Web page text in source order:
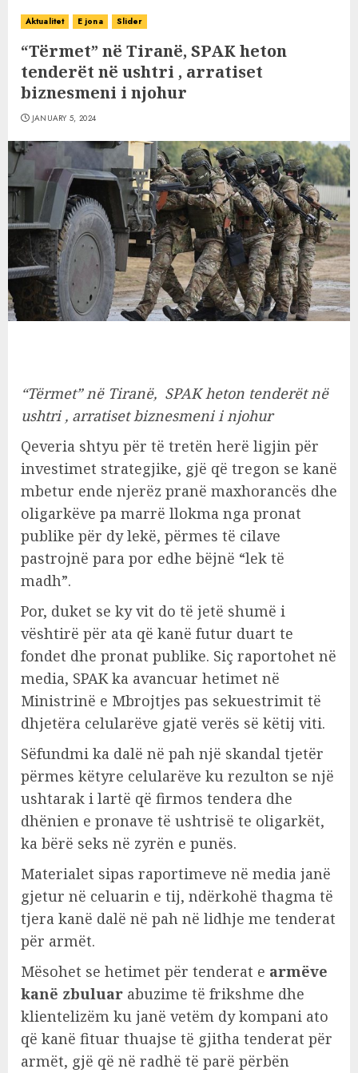
Aktualitet E jona Slider
“Tërmet” në Tiranë, SPAK heton
tenderët në ushtri , arratiset
biznesmeni i njohur
JANUARY 5, 2024
“Tërmet” në Tiranë, SPAK heton tenderët në
ushtri , arratiset biznesmeni i njohur
Qeveria shtyu për të tretën herë ligjin për
investimet strategjike, gjë që tregon se kanë
mbetur ende njerëz pranë maxhorancës dhe
oligarkëve pa marrë llokma nga pronat
publike për dy lekë, përmes të cilave
pastrojnë para por edhe bëjnë “lek të
madh”.
Por, duket se ky vit do të jetë shumë i
vështirë për ata që kanë futur duart te
fondet dhe pronat publike. Siç raportohet në
media, SPAK ka avancuar hetimet në
Ministrinë e Mbrojtjes pas sekuestrimit të
dhjetëra celularëve gjatë verës së këtij viti.
Sëfundmi ka dalë në pah një skandal tjetër
përmes këtyre celularëve ku rezulton se një
ushtarak i lartë që firmos tendera dhe
dhënien e pronave të ushtrisë te oligarkët,
ka bërë seks në zyrën e punës.
Materialet sipas raportimeve në media janë
gjetur në celuarin e tij, ndërkohë thagma të
tjera kanë dalë në pah në lidhje me tenderat
për armët.
Mësohet se hetimet për tenderat e armëve
kanë zbuluar abuzime të frikshme dhe
klientelizëm ku janë vetëm dy kompani ato
që kanë fituar thuajse të gjitha tenderat për
armët, gjë që në radhë të parë përbën